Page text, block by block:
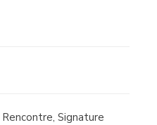
Rencontre, Signature